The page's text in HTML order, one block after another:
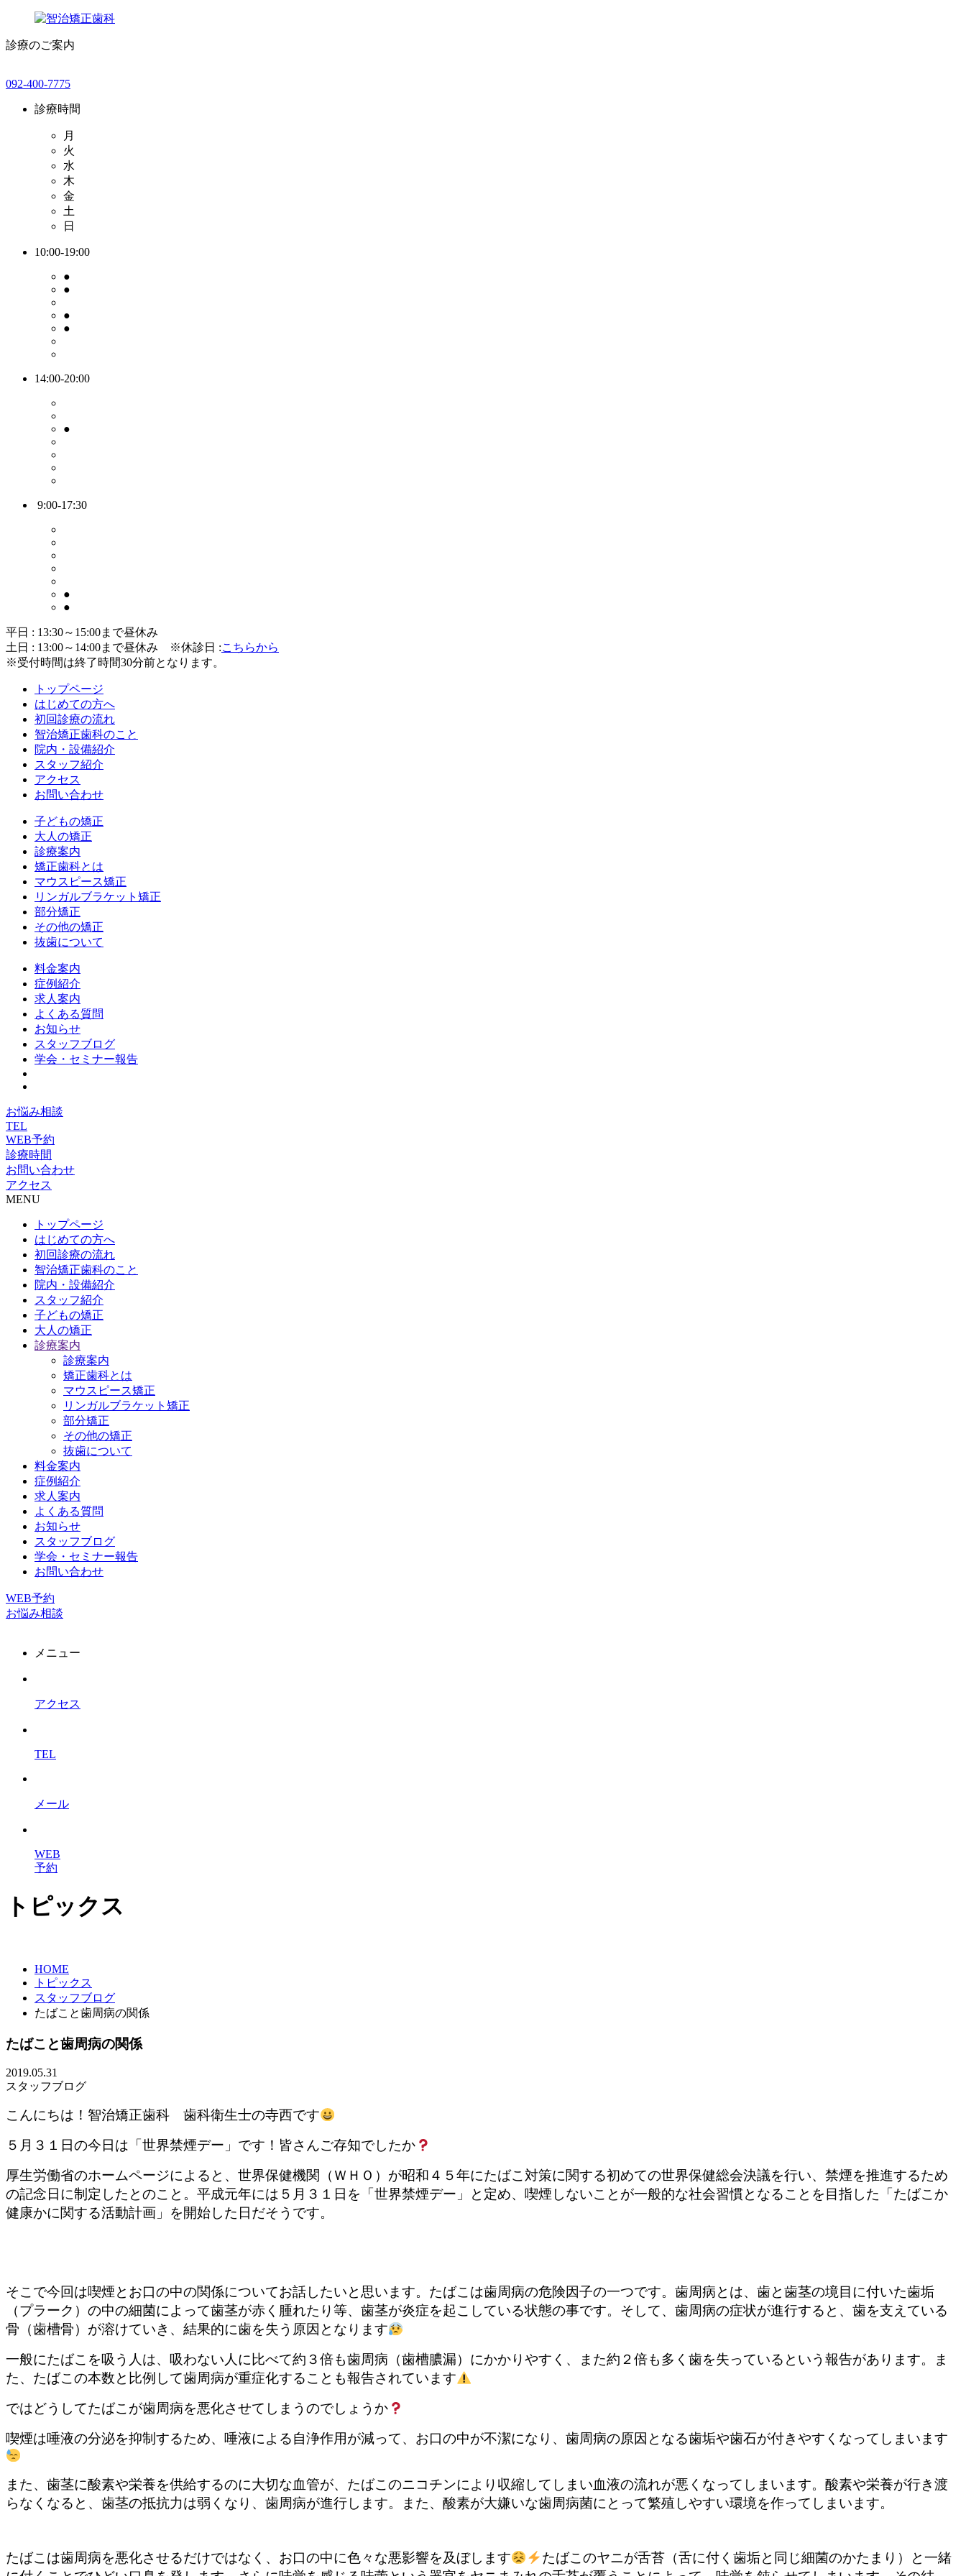
診療のご案内
092-400-7775
診療時間
月
火
水
木
金
土
日
10:00-19:00
●
●
●
●
14:00-20:00
●
9:00-17:30
●
●
平日 : 13:30～15:00まで昼休み
土日 : 13:00～14:00まで昼休み
※休診日 :こちらから
※受付時間は終了時間30分前となります。
トップページ
はじめての方へ
初回診療の流れ
智治矯正歯科のこと
院内・設備紹介
スタッフ紹介
アクセス
お問い合わせ
子どもの矯正
大人の矯正
診療案内
矯正歯科とは
マウスピース矯正
リンガルブラケット矯正
部分矯正
その他の矯正
抜歯について
料金案内
症例紹介
求人案内
よくある質問
お知らせ
スタッフブログ
学会・セミナー報告
お悩み相談
TEL
WEB予約
診療時間
お問い合わせ
アクセス
MENU
トップページ
はじめての方へ
初回診療の流れ
智治矯正歯科のこと
院内・設備紹介
スタッフ紹介
子どもの矯正
大人の矯正
診療案内
診療案内
矯正歯科とは
マウスピース矯正
リンガルブラケット矯正
部分矯正
その他の矯正
抜歯について
料金案内
症例紹介
求人案内
よくある質問
お知らせ
スタッフブログ
学会・セミナー報告
お問い合わせ
WEB予約
お悩み相談
メニュー
アクセス
TEL
メール
WEB
予約
トピックス
HOME
トピックス
スタッフブログ
たばこと歯周病の関係
たばこと歯周病の関係
2019.05.31
スタッフブログ
こんにちは！智治矯正歯科 歯科衛生士の寺西です
５月３１日の今日は「世界禁煙デー」です！皆さんご存知でしたか
厚生労働省のホームページによると、世界保健機関（ＷＨＯ）が昭和４５年にたばこ対策に関する初めての世界保健総会決議を行い、禁煙を推進するため
の記念日に制定したとのこと。平成元年には５月３１日を「世界禁煙デー」と定め、喫煙しないことが一般的な社会習慣となることを目指した「たばこか
健康かに関する活動計画」を開始した日だそうです。
そこで今回は喫煙とお口の中の関係についてお話したいと思います。たばこは歯周病の危険因子の一つです。歯周病とは、歯と歯茎の境目に付いた歯垢
（プラーク）の中の細菌によって歯茎が赤く腫れたり等、歯茎が炎症を起こしている状態の事です。そして、歯周病の症状が進行すると、歯を支えている
骨（歯槽骨）が溶けていき、結果的に歯を失う原因となります
一般にたばこを吸う人は、吸わない人に比べて約３倍も歯周病（歯槽膿漏）にかかりやすく、また約２倍も多く歯を失っているという報告があります。ま
た、たばこの本数と比例して歯周病が重症化することも報告されています
ではどうしてたばこが歯周病を悪化させてしまうのでしょうか
喫煙は唾液の分泌を抑制するため、唾液による自浄作用が減って、お口の中が不潔になり、歯周病の原因となる歯垢や歯石が付きやすくなってしまいます
また、歯茎に酸素や栄養を供給するのに大切な血管が、たばこのニコチンにより収縮してしまい血液の流れが悪くなってしまいます。酸素や栄養が行き渡
らなくなると、歯茎の抵抗力は弱くなり、歯周病が進行します。また、酸素が大嫌いな歯周病菌にとって繁殖しやすい環境を作ってしまいます。
たばこは歯周病を悪化させるだけではなく、お口の中に色々な悪影響を及ぼします
たばこのヤニが舌苔（舌に付く歯垢と同じ細菌のかたまり）と一緒